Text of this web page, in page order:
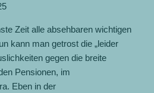
Zeit alle absehbaren wichtigen
kann man getrost die „leider
gegen die breite
Pensionen, im
Eben in der